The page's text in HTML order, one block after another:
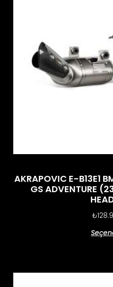
AKRAPOVIC E-B13E1
GS ADVENTURE
₺